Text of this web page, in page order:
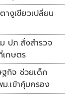
งูเขียวเปลี่ยน
ปภ.สั่งสำรวจ
เกษตร
กิจ ช่วยเด็ก
.เข้าคุ้มครอง